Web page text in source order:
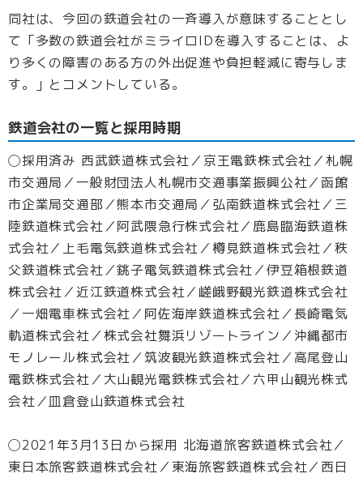
同社は、今回の鉄道会社の一斉導入が意味することとし
て「多数の鉄道会社がミライロIDを導入することは、よ
り多くの障害のある方の外出促進や負担軽減に寄与しま
す。」とコメントしている。
鉄道会社の一覧と採用時期
◯採用済み 西武鉄道株式会社／京王電鉄株式会社／札幌
市交通局／一般財団法人札幌市交通事業振興公社／函館
市企業局交通部／熊本市交通局／弘南鉄道株式会社／三
陸鉄道株式会社／阿武隈急行株式会社／鹿島臨海鉄道株
式会社／上毛電気鉄道株式会社／樽見鉄道株式会社／秩
父鉄道株式会社／銚子電気鉄道株式会社／伊豆箱根鉄道
株式会社／近江鉄道株式会社／嵯峨野観光鉄道株式会社
／一畑電車株式会社／阿佐海岸鉄道株式会社／長崎電気
軌道株式会社／株式会社舞浜リゾートライン／沖縄都市
モノレール株式会社／筑波観光鉄道株式会社／高尾登山
電鉄株式会社／大山観光電鉄株式会社／六甲山観光株式
会社／皿倉登山鉄道株式会社
◯2021年3月13日から採用 北海道旅客鉄道株式会社／
東日本旅客鉄道株式会社／東海旅客鉄道株式会社／西日